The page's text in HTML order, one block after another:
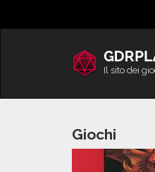
Il sito dei
Giochi